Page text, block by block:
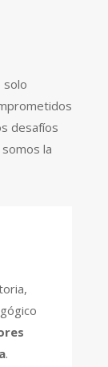
solo
desafíos
la
.